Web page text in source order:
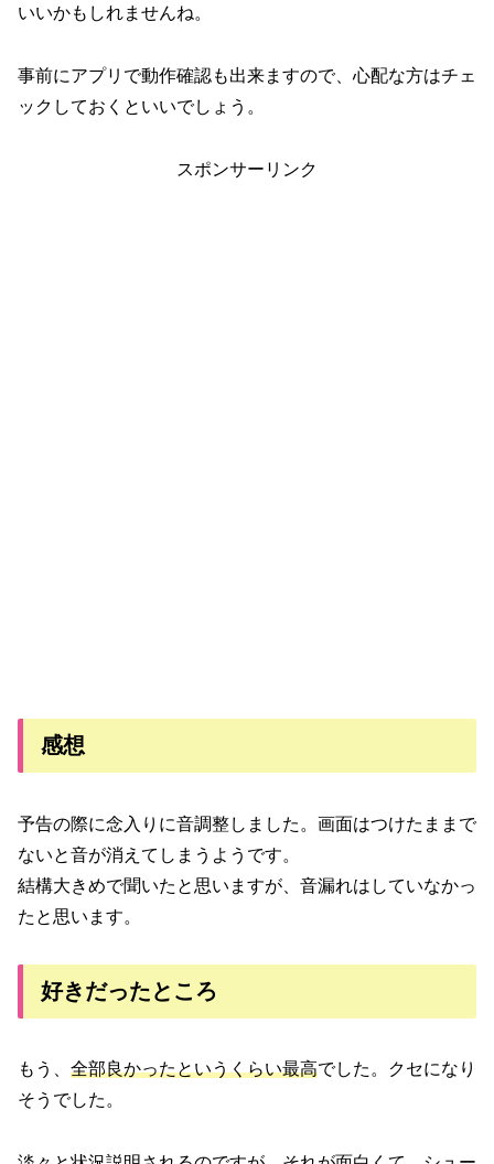
いいかもしれませんね。
事前にアプリで動作確認も出来ますので、心配な方はチェ
ックしておくといいでしょう。
スポンサーリンク
感想
予告の際に念入りに音調整しました。画面はつけたままで
ないと音が消えてしまうようです。
結構大きめで聞いたと思いますが、音漏れはしていなかっ
たと思います。
好きだったところ
もう、 全部良かったというくらい最高でした。クセになり
そうでした。